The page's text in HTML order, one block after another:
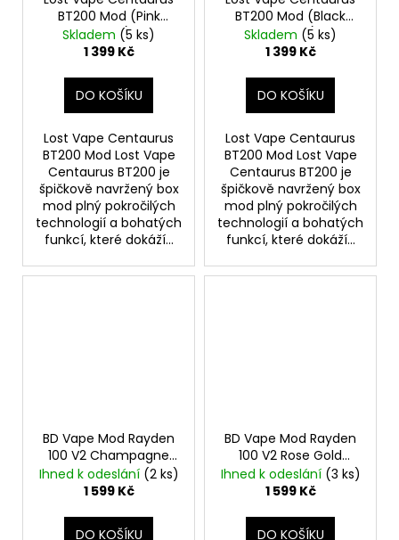
BT200 Mod (Pink
Purple)
Skladem (5 ks)
1 399 Kč
DO KOŠÍKU
Lost Vape Centaurus
BT200 Mod Lost Vape
Centaurus BT200 je
špičkově navržený box
mod plný pokročilých
technologií a bohatých
funkcí, které dokáží...
BT200 Mod (Black
Carbon)
Skladem (5 ks)
1 399 Kč
DO KOŠÍKU
Lost Vape Centaurus
BT200 Mod Lost Vape
Centaurus BT200 je
špičkově navržený box
mod plný pokročilých
technologií a bohatých
funkcí, které dokáží...
BD Vape Mod Rayden
100 V2 Champagne
GoldVýkonný
značkový elektronický
Ihned k odeslání (2 ks)
1 599 Kč
DO KOŠÍKU
BD Vape Mod Rayden
100 V2 Rose Gold
Výkonný značkový
elektronický Grip
Ihned k odeslání (3 ks)
1 599 Kč
DO KOŠÍKU